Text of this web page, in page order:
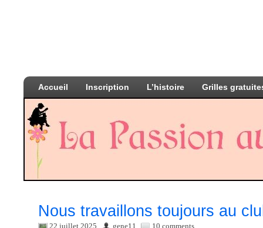
Accueil Inscription L’histoire Grilles
Nous travaillons toujours au
22 juillet 2025 gene11 10 comments